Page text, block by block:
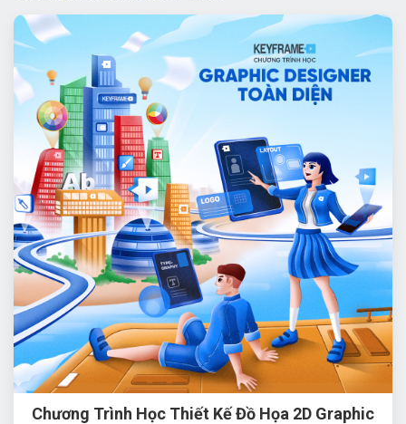
Chương Trình Học Thiết Kế Đồ Họa 2D Graphic